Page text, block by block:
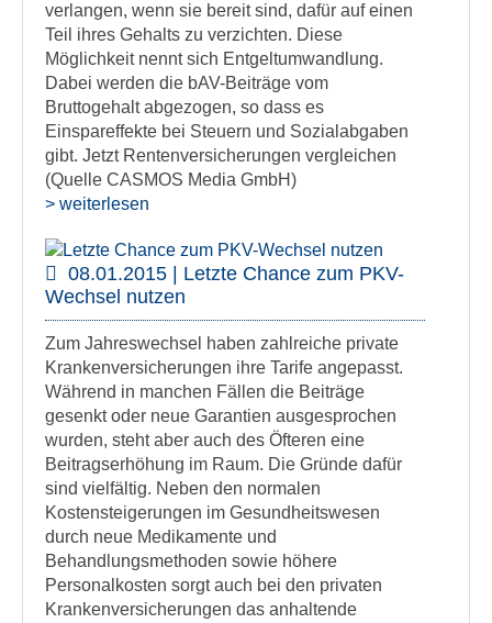
verlangen, wenn sie bereit sind, dafür auf einen
Teil ihres Gehalts zu verzichten. Diese
Möglichkeit nennt sich Entgeltumwandlung.
Dabei werden die bAV-Beiträge vom
Bruttogehalt abgezogen, so dass es
Einspareffekte bei Steuern und Sozialabgaben
gibt. Jetzt Rentenversicherungen vergleichen
(Quelle CASMOS Media GmbH)
> weiterlesen
08.01.2015 | Letzte Chance zum PKV-
Wechsel nutzen
Zum Jahreswechsel haben zahlreiche private
Krankenversicherungen ihre Tarife angepasst.
Während in manchen Fällen die Beiträge
gesenkt oder neue Garantien ausgesprochen
wurden, steht aber auch des Öfteren eine
Beitragserhöhung im Raum. Die Gründe dafür
sind vielfältig. Neben den normalen
Kostensteigerungen im Gesundheitswesen
durch neue Medikamente und
Behandlungsmethoden sowie höhere
Personalkosten sorgt auch bei den privaten
Krankenversicherungen das anhaltende